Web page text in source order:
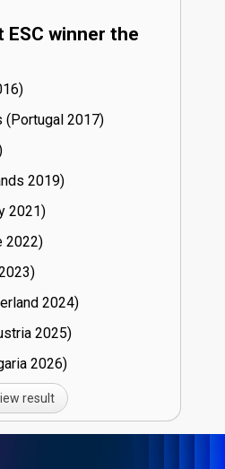
ESC winner the
16)
(Portugal
17)
19)
21)
22)
23)
24)
25)
26)
result